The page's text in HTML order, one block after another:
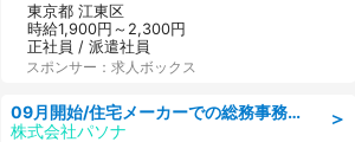
東京都 江東区
時給1,900円～2,300円
正社員 / 派遣社員
スポンサー：求人ボックス
＞
09月開始/住宅メーカーでの総務事務のお仕事/駅近/車通勤可/一般事務/人事労務
株式会社パソナ